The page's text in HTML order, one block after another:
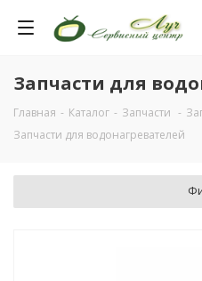
Запчасти для
Главная - Каталог - Запчасти -
Запчасти для водонагревателей